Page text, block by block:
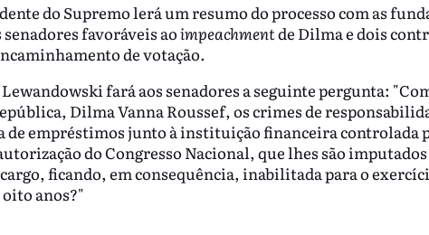
do Supremo lerá um resumo do processo com as
senadores favoráveis aoimpeachmentde Dilma e dois
de votação.
fará aos senadores a seguinte pergunta:
Dilma Vanna Roussef, os crimes de
de empréstimos junto à instituição financeira controlada
do Congresso Nacional, que lhes são imputados
ficando, em consequência, inabilitada para o
anos?"